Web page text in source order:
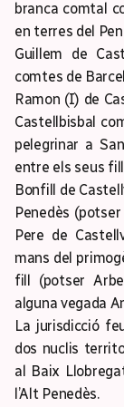
branca comtal
en terres del
Guillem de
comtes de
Ramon (I) de
Castellbisbal
pelegrinar a
entre els seus
Bonfill de
Penedès
Pere de
mans del
fill (potser
alguna vegada
La jurisdicció
dos nuclis
al Baix
l’Alt Penedès.